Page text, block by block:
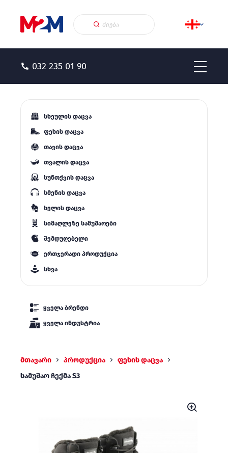
032 235 01 90
სხეულის დაცვა
ფეხის დაცვა
თავის დაცვა
თვალის დაცვა
სუნთქვის დაცვა
სმენის დაცვა
ხელის დაცვა
სიმაღლეზე სამუშაოები
შემდუღებელი
ერთჯერადი პროდუქცია
სხვა
ყველა ბრენდი
ყველა ინდუსტრია
მთავარი პროდუქცია
ფეხის დაცვა
სამუშაო ჩექმა S3